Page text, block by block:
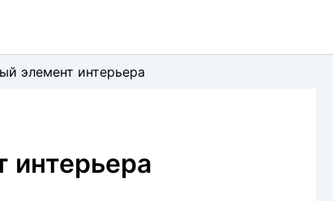
элемент интерьера
интерьера